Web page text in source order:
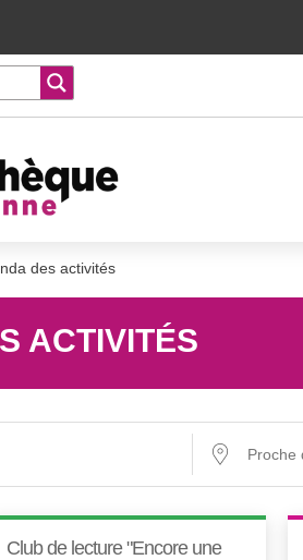
des activités
ACTIVITÉS
Proche de…
Club de lecture "Encore une